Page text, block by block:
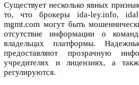
Существует несколько явных
то, что брокеры ida-ley.info,
mgmt.com могут быть
отсутствие информации о
владельцах платформы.
предоставляют прозрачную
учредителях и лицензиях, а
регулируются.